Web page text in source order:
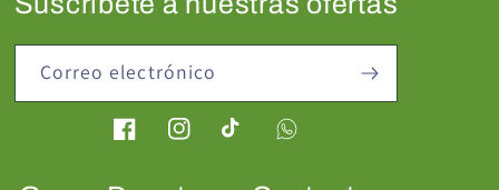
Correo electrónico
FacebookInstagramTikTok